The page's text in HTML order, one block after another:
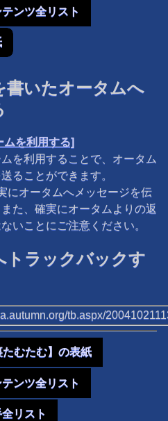
ンツ全リスト
書いたオータムへ
ムを利用する]
を利用することで、オータム
ることができます。
にオータムへメッセージを伝
た、確実にオータムよりの返
いことにご注意ください。
トラックバックす
tb.aspx/
たむたむ】の表紙
ンツ全リスト
リスト